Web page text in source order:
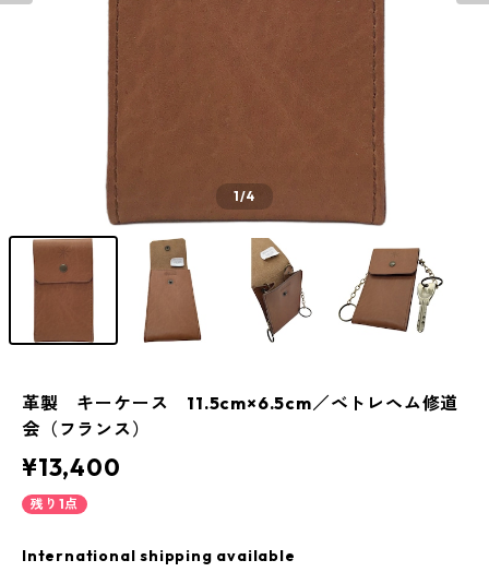
1/4
革製 キーケース 11.5cm×6.5cm／ベトレヘム修道
会（フランス）
¥13,400
残り1点
International shipping available